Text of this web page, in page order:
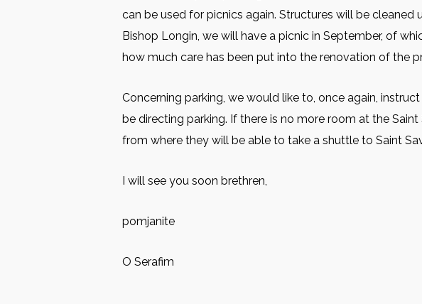
can be used for picnics again. Structures will be
Bishop Longin, we will have a picnic in September, of
how much care has been put into the renovation of the
Concerning parking, we would like to, once again,
be directing parking. If there is no more room at the
from where they will be able to take a shuttle to Saint
I will see you soon brethren,
pomjanite
O Serafim